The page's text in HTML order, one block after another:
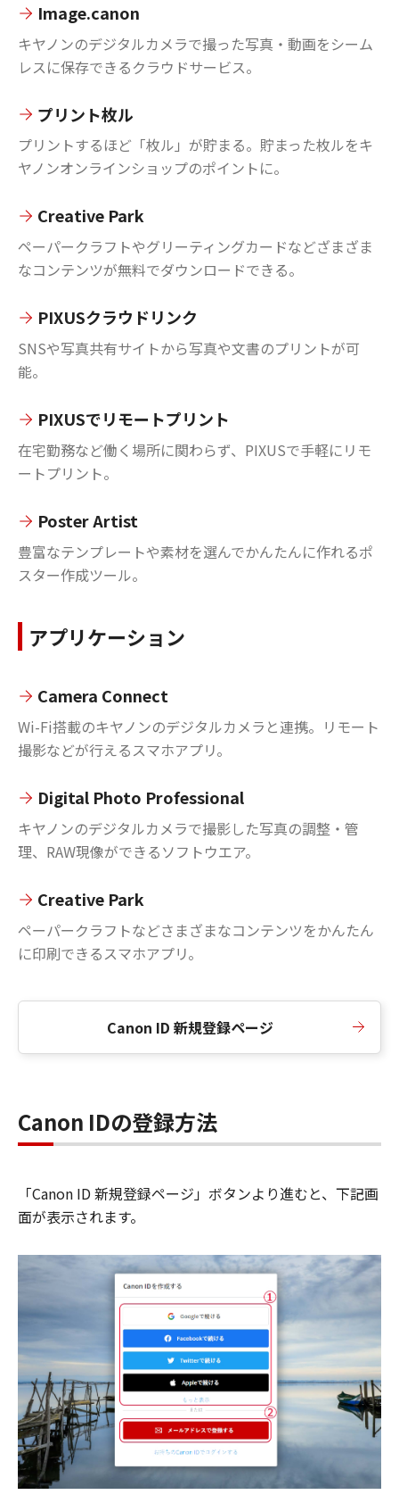
Image.canon
キヤノンのデジタルカメラで撮った写真・動画をシーム
レスに保存できるクラウドサービス。
プリント枚ル
プリントするほど「枚ル」が貯まる。貯まった枚ルをキ
ヤノンオンラインショップのポイントに。
Creative Park
ペーパークラフトやグリーティングカードなどざまざま
なコンテンツが無料でダウンロードできる。
PIXUSクラウドリンク
SNSや写真共有サイトから写真や文書のプリントが可
能。
PIXUSでリモートプリント
在宅勤務など働く場所に関わらず、PIXUSで手軽にリモ
ートプリント。
Poster Artist
豊富なテンプレートや素材を選んでかんたんに作れるポ
スター作成ツール。
アプリケーション
Camera Connect
Wi-Fi搭載のキヤノンのデジタルカメラと連携。リモート
撮影などが行えるスマホアプリ。
Digital Photo Professional
キヤノンのデジタルカメラで撮影した写真の調整・管
理、RAW現像ができるソフトウエア。
Creative Park
ペーパークラフトなどさまざまなコンテンツをかんたん
に印刷できるスマホアプリ。
Canon ID 新規登録ページ
Canon IDの登録方法
「Canon ID 新規登録ページ」ボタンより進むと、下記画
面が表示されます。